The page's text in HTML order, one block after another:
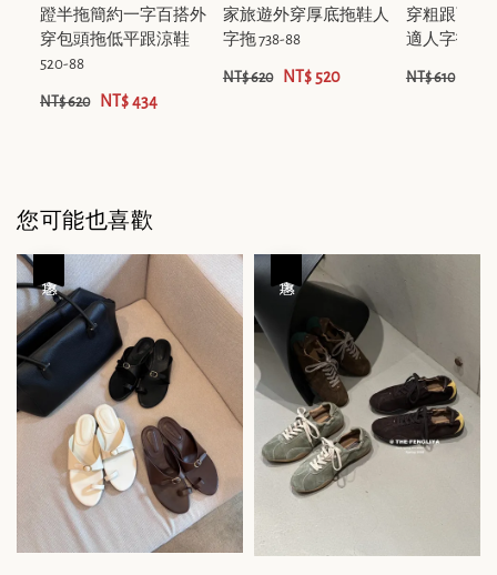
蹬半拖簡約一字百搭外
穿包頭拖低平跟涼鞋
520-88
NT$ 620 NT$ 434
家旅遊外穿厚底拖鞋人
字拖 738-88
NT$ 620 NT$ 520
穿粗跟百搭
適人字拖/
NT$ 610
您可能也喜歡